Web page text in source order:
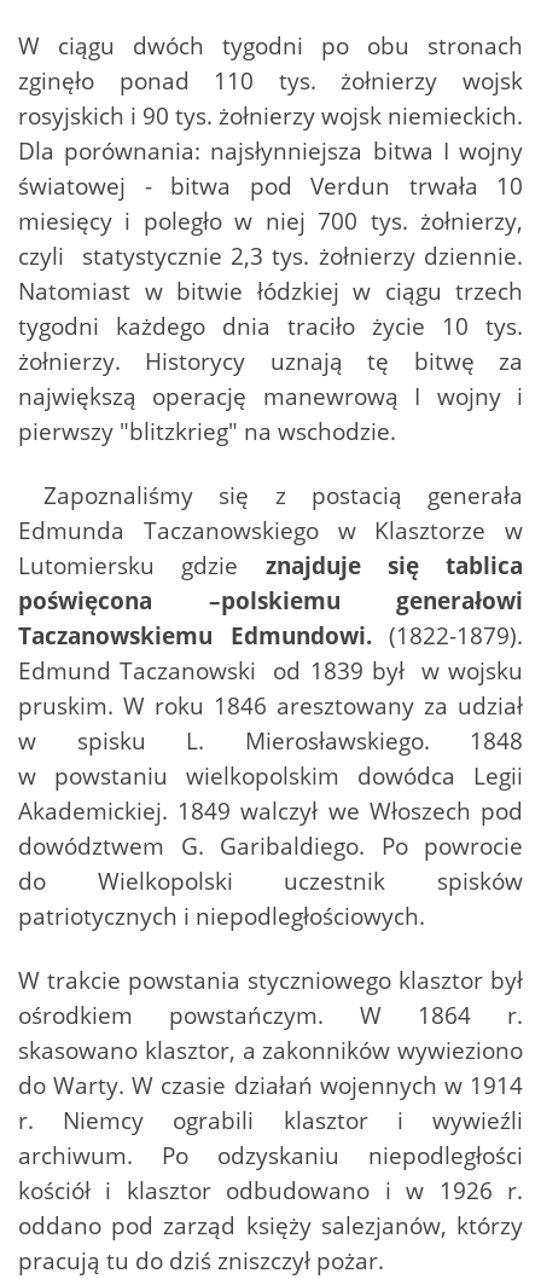
W ciągu dwóch tygodni po obu stronach
zginęło ponad 110 tys. żołnierzy wojsk
rosyjskich i 90 tys. żołnierzy wojsk niemieckich.
Dla porównania: najsłynniejsza bitwa I wojny
światowej - bitwa pod Verdun trwała 10
miesięcy i poległo w niej 700 tys. żołnierzy,
czyli statystycznie 2,3 tys. żołnierzy dziennie.
Natomiast w bitwie łódzkiej w ciągu trzech
tygodni każdego dnia traciło życie 10 tys.
żołnierzy. Historycy uznają tę bitwę za
największą operację manewrową I wojny i
pierwszy "blitzkrieg" na wschodzie.
Zapoznaliśmy się z postacią generała
Edmunda Taczanowskiego w Klasztorze w
Lutomiersku gdzie znajduje się tablica
poświęcona –polskiemu generałowi
Taczanowskiemu
Edmundowi.(1822-1879).
Edmund Taczanowski od 1839 był w wojsku
pruskim. W roku 1846 aresztowany za udział
w spisku L. Mierosławskiego. 1848
w powstaniu wielkopolskim dowódca Legii
Akademickiej. 1849 walczył we Włoszech pod
dowództwem G. Garibaldiego. Po powrocie
do Wielkopolski uczestnik spisków
patriotycznych i niepodległościowych.
W trakcie powstania styczniowego klasztor był
ośrodkiem powstańczym. W 1864 r.
skasowano klasztor, a zakonników wywieziono
do Warty. W czasie działań wojennych w 1914
r. Niemcy ograbili klasztor i wywieźli
archiwum. Po odzyskaniu niepodległości
kościół i klasztor odbudowano i w 1926 r.
oddano pod zarząd księży salezjanów, którzy
pracują tu do dziś zniszczył pożar.